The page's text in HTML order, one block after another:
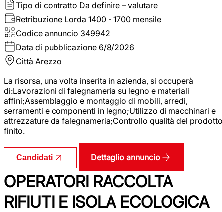
Tipo di contratto Da definire – valutare
Retribuzione Lorda 1400 - 1700 mensile
Codice annuncio 349942
Data di pubblicazione 6/8/2026
Città Arezzo
La risorsa, una volta inserita in azienda, si occuperà
di:Lavorazioni di falegnameria su legno e materiali
affini;Assemblaggio e montaggio di mobili, arredi,
serramenti e componenti in legno;Utilizzo di macchinari e
attrezzature da falegnameria;Controllo qualità del prodotto
finito.
Candidati Dettaglio annuncio
OPERATORI RACCOLTA
RIFIUTI E ISOLA ECOLOGICA